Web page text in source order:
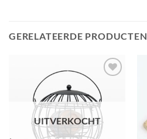
GERELATEERDE PRODUCTEN
Toevoegen
aan
favorieten
UITVERKOCHT